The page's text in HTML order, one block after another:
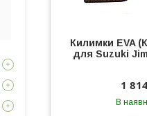
Килимки EVA
для Suzuki
1
В